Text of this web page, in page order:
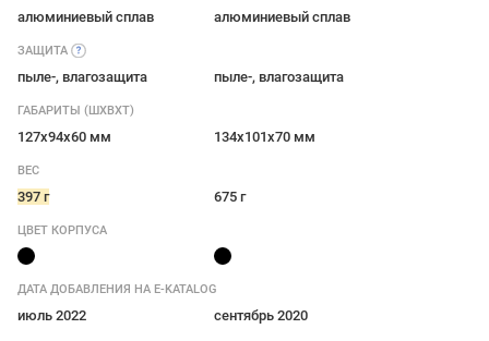
алюминиевый сплав алюминиевый сплав
ЗАЩИТА
пыле-, влагозащита пыле-, влагозащита
ГАБАРИТЫ (ШХВХТ)
127x94x60 мм 134x101x70 мм
ВЕС
397 г 675 г
ЦВЕТ КОРПУСА
ДАТА ДОБАВЛЕНИЯ НА E-KATALOG
июль 2022 сентябрь 2020